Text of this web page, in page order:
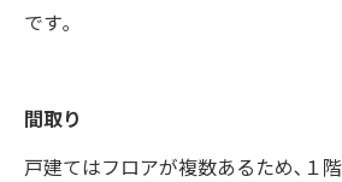
です｡
間取り
戸建てはフロアが複数あるため､１